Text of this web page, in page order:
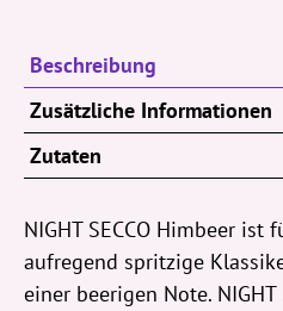
Beschreibung
Zusätzliche Informationen
Zutaten
NIGHT SECCO Himbeer ist
aufregend spritzige
einer beerigen Note.